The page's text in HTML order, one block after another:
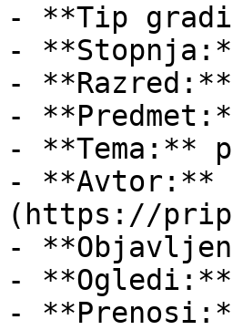
- **Tip
-
-
-
- **Tema:**
- **Avtor:**
(https://
-
- **Ogledi:**
-